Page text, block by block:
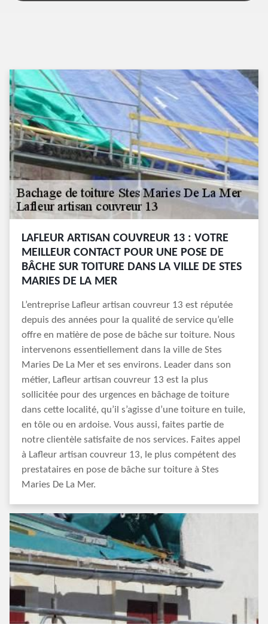
LAFLEUR ARTISAN COUVREUR 13 : VOTRE
MEILLEUR CONTACT POUR UNE POSE DE
BÂCHE SUR TOITURE DANS LA VILLE DE STES
MARIES DE LA MER
L’entreprise Lafleur artisan couvreur 13 est réputée
depuis des années pour la qualité de service qu’elle
offre en matière de pose de bâche sur toiture. Nous
intervenons essentiellement dans la ville de Stes
Maries De La Mer et ses environs. Leader dans son
métier, Lafleur artisan couvreur 13 est la plus
sollicitée pour des urgences en bâchage de toiture
dans cette localité, qu’il s’agisse d’une toiture en tuile,
en tôle ou en ardoise. Vous aussi, faites partie de
notre clientèle satisfaite de nos services. Faites appel
à Lafleur artisan couvreur 13, le plus compétent des
prestataires en pose de bâche sur toiture à Stes
Maries De La Mer.